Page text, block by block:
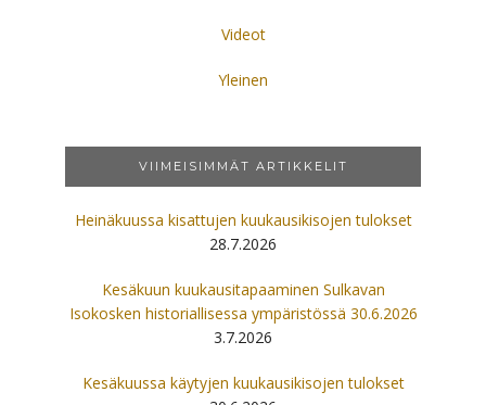
Videot
Yleinen
VIIMEISIMMÄT ARTIKKELIT
Heinäkuussa kisattujen kuukausikisojen tulokset
28.7.2026
Kesäkuun kuukausitapaaminen Sulkavan
Isokosken historiallisessa ympäristössä 30.6.2026
3.7.2026
Kesäkuussa käytyjen kuukausikisojen tulokset